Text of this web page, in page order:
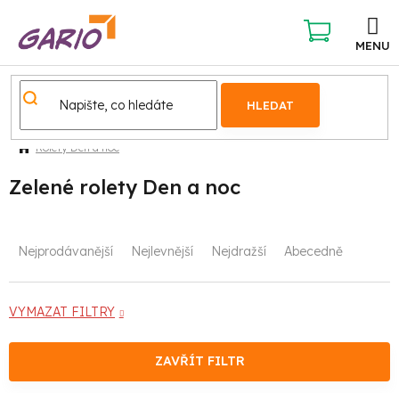
obsah
HLEDAT
NÁKUPNÍ
KOŠÍK
Rolety Den a noc
Zelené rolety Den a noc
Ř
z
e
n
Nejprodávanější Nejlevnější Nejdražší Abecedně
VYMAZAT FILTRY
ZAVŘÍT FILTR